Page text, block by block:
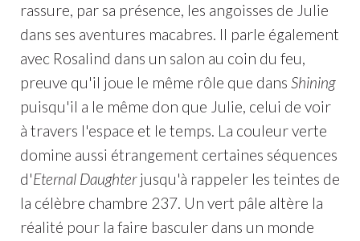
rassure, par sa présence, les angoisses de Julie
dans ses aventures macabres. Il parle également
avec Rosalind dans un salon au coin du feu,
preuve qu'il joue le même rôle que dans Shining
puisqu'il a le même don que Julie, celui de voir
à travers l'espace et le temps. La couleur verte
domine aussi étrangement certaines séquences
d'Eternal Daughterjusqu'à rappeler les teintes de
la célèbre chambre 237. Un vert pâle altère la
réalité pour la faire basculer dans un monde